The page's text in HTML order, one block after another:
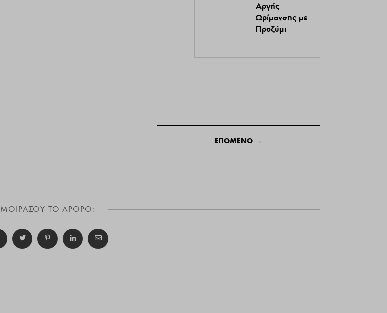
Αργής
Ωρίμανσης με
Προζύμι
ΕΠΟΜΕΝΟ →
ΜΟΙΡΑΣΟΥ ΤΟ ΑΡΘΡΟ: